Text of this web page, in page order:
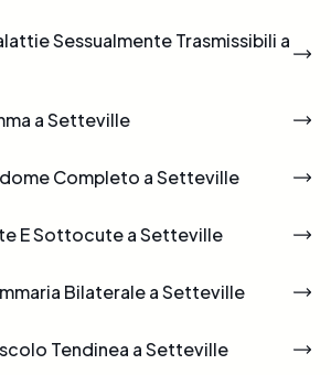
Sessualmente Trasmissibili a
a Setteville
Completo a Setteville
E Sottocute a Setteville
Bilaterale a Setteville
Tendinea a Setteville